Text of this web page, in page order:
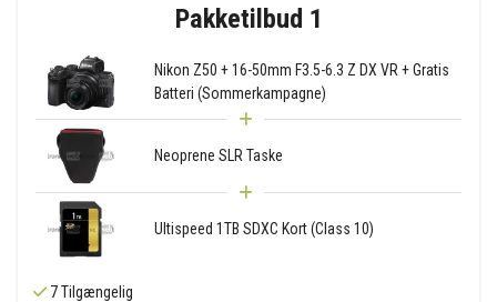
Pakketilbud 1
Nikon Z50 + 16-50mm F3.5-6.3 Z DX VR + Gratis
Batteri (Sommerkampagne)
Neoprene SLR Taske
Ultispeed 1TB SDXC Kort (Class 10)
7 Tilgængelig